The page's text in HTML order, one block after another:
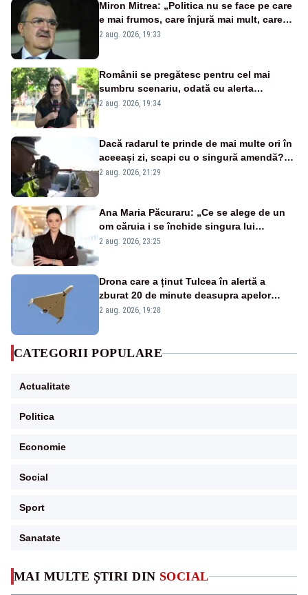
MAI MULTE ȘTIRI DIN SOCIAL
Miron Mitrea: „Politica nu se face pe care
e mai frumos, care înjură mai mult, care
țipă mai tare, ci pe proiecte”
2 aug. 2026, 19:33
Românii se pregătesc pentru cel mai
sumbru scenariu, odată cu alerta
energetică
2 aug. 2026, 19:34
Dacă radarul te prinde de mai multe ori în
aceeași zi, scapi cu o singură amendă?
Ce spune legea
2 aug. 2026, 21:29
Ana Maria Păcuraru: „Ce se alege de un
om căruia i se închide singura lui
portiță?”
2 aug. 2026, 23:25
Drona care a ținut Tulcea în alertă a
zburat 20 de minute deasupra apelor
României. Au fost ridicate două F-16
2 aug. 2026, 19:28
CATEGORII POPULARE
Actualitate
Politica
Economie
Social
Sport
Sanatate